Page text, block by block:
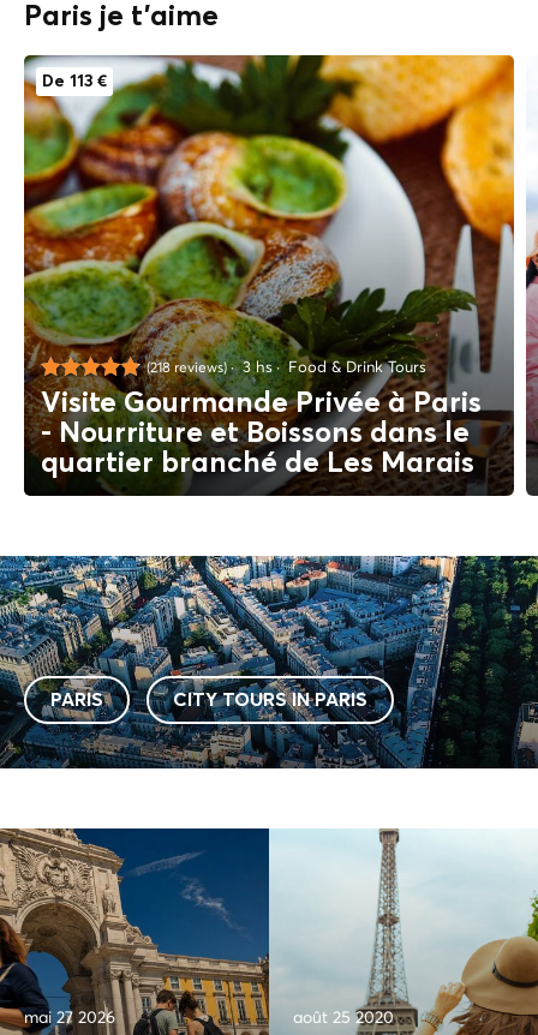
Paris je t'aime
De 113 €
(218 reviews) 3 hs Food & Drink Tours
Visite Gourmande Privée à Paris
- Nourriture et Boissons dans le
quartier branché de Les Marais
PARIS CITY TOURS IN PARIS
mai 27 2026 août 25 2020